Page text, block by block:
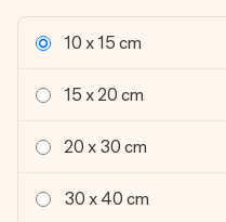
10 x 15 cm
15 x 20 cm
20 x 30 cm
30 x 40 cm